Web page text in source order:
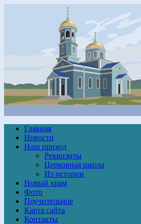
Главная
Новости
Наш приход
Реквизиты
Церковная школа
Из истории
Новый храм
Фото
Поучительное
Карта сайта
Контакты